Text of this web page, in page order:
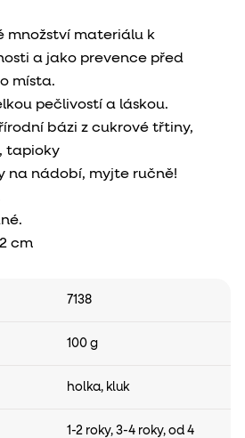
množství materiálu k
a jako prevence před
místa.
pečlivostí a láskou.
bázi z cukrové třtiny,
tapioky
na nádobí, myjte ručně!
cm
7138
100 g
holka, kluk
1-2 roky, 3-4 roky, od 4